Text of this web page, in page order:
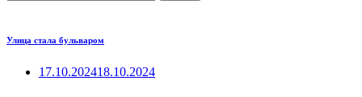
Улица стала бульваром
17.10.202418.10.2024